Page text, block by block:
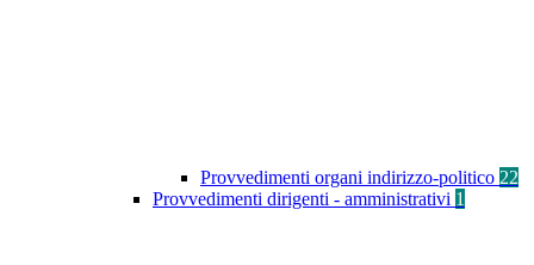
Provvedimenti organi indirizzo-politico 22
Provvedimenti dirigenti - amministrativi 1